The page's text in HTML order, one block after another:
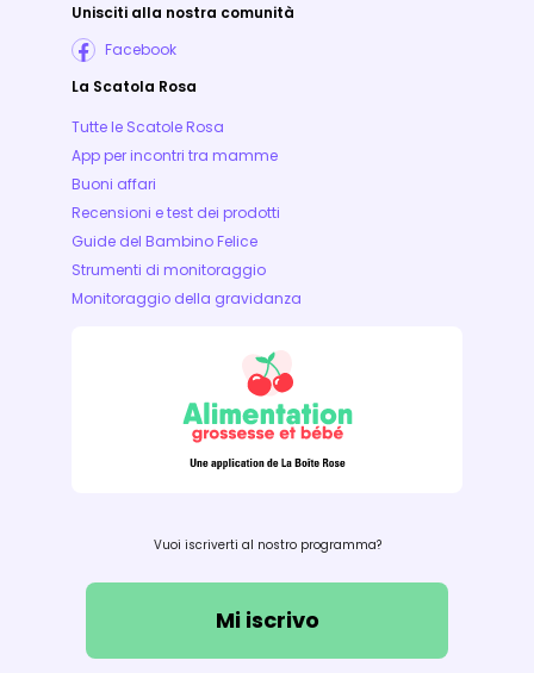
Unisciti alla nostra comunità
Facebook
La Scatola Rosa
Tutte le Scatole Rosa
App per incontri tra mamme
Buoni affari
Recensioni e test dei prodotti
Guide del Bambino Felice
Strumenti di monitoraggio
Monitoraggio della gravidanza
Vuoi iscriverti al nostro programma?
Mi iscrivo